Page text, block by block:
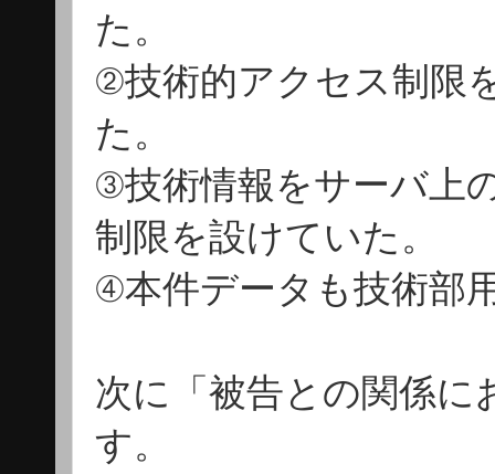
た。
②技術的アクセス制限
た。
③技術情報をサーバ上
制限を設けていた。
④本件データも技術部
次に「被告との関係に
す。